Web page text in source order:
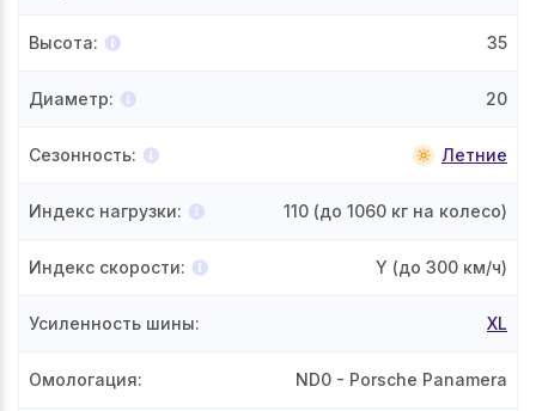
Высота: 35
Диаметр: 20
Сезонность: Летние
Индекс нагрузки: 110 (до 1060 кг на колесо)
Индекс скорости: Y (до 300 км/ч)
Усиленность шины: XL
Омологация: ND0 - Porsche Panamera